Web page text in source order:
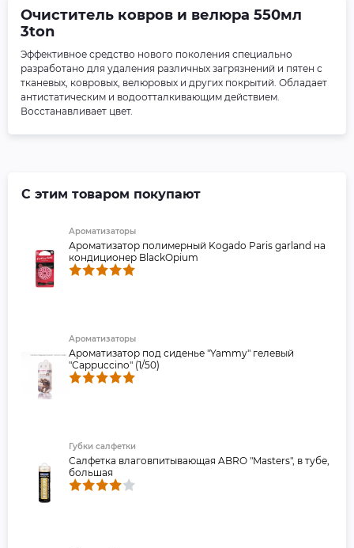
Очиститель ковров и велюра 550мл
3ton
Эффективное средство нового поколения специально
разработано для удаления различных загрязнений и пятен с
тканевых, ковровых, велюровых и других покрытий. Обладает
антистатическим и водоотталкивающим действием.
Восстанавливает цвет.
С этим товаром покупают
Ароматизаторы
Ароматизатор полимерный Kogado Paris garland на
кондиционер BlackOpium
Ароматизаторы
Ароматизатор под сиденье "Yammy" гелевый
"Cappuccino" (1/50)
Губки салфетки
Салфетка влаговпитывающая ABRO "Masters", в тубе,
большая